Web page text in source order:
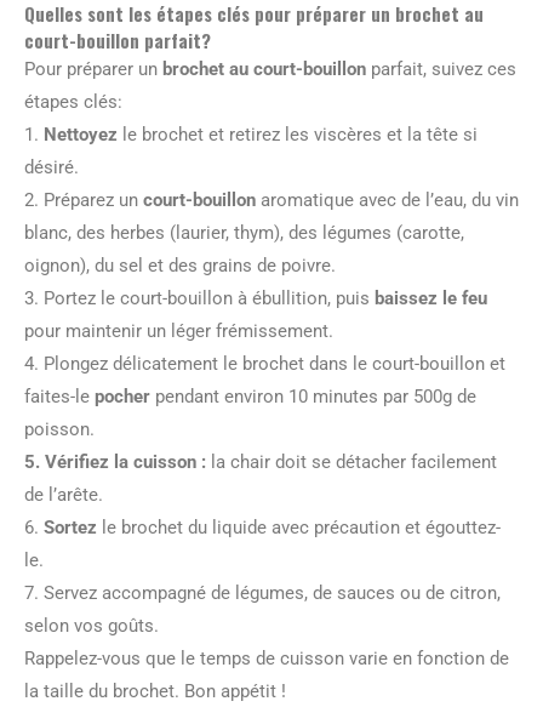
Quelles sont les étapes clés pour préparer un brochet au
court-bouillon parfait?
Pour préparer un brochet au court-bouillon parfait, suivez ces
étapes clés:
1. Nettoyez le brochet et retirez les viscères et la tête si
désiré.
2. Préparez un court-bouillon aromatique avec de l’eau, du vin
blanc, des herbes (laurier, thym), des légumes (carotte,
oignon), du sel et des grains de poivre.
3. Portez le court-bouillon à ébullition, puis baissez le feu
pour maintenir un léger frémissement.
4. Plongez délicatement le brochet dans le court-bouillon et
faites-le pocher pendant environ 10 minutes par 500g de
poisson.
5. Vérifiez la cuisson : la chair doit se détacher facilement
de l’arête.
6. Sortez le brochet du liquide avec précaution et égouttez-
le.
7. Servez accompagné de légumes, de sauces ou de citron,
selon vos goûts.
Rappelez-vous que le temps de cuisson varie en fonction de
la taille du brochet. Bon appétit !